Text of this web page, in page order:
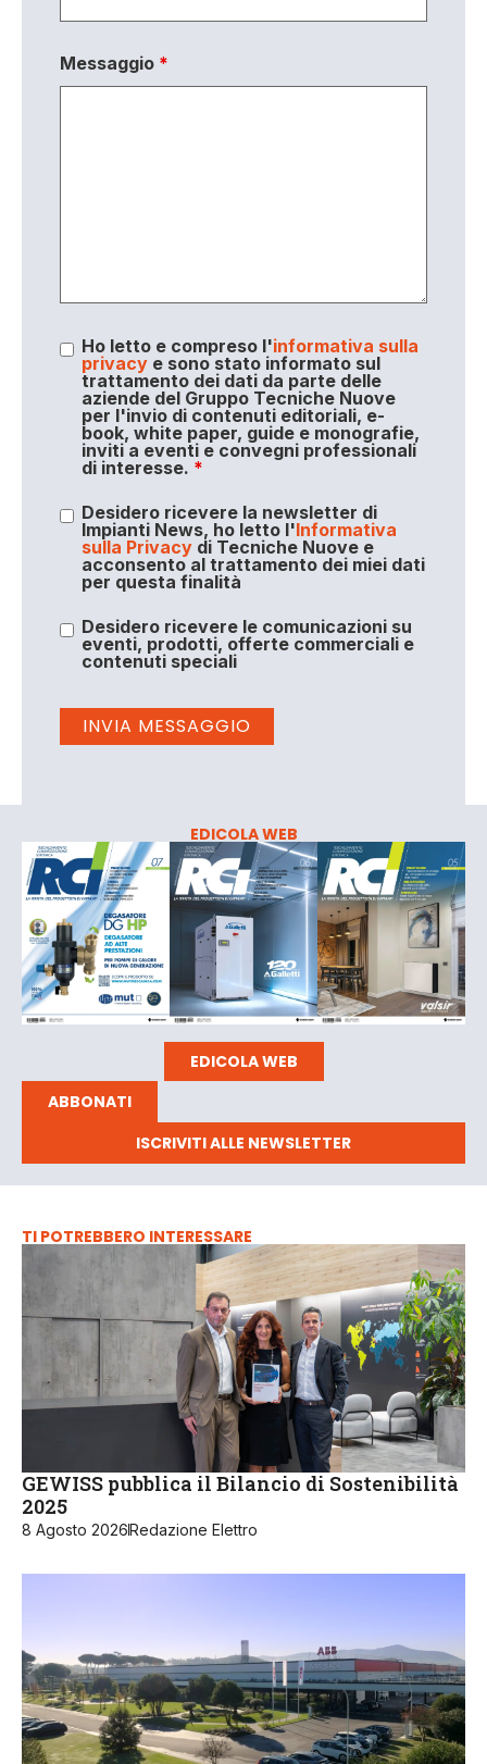
Messaggio *
Ho letto e compreso l'informativa sulla
privacye sono stato informato sul
trattamento dei dati da parte delle
aziende del Gruppo Tecniche Nuove
per l'invio di contenuti editoriali, e-
book, white paper, guide e monografie,
inviti a eventi e convegni professionali
di interesse. *
Desidero ricevere la newsletter di
Impianti News, ho letto l'Informativa
sulla Privacydi Tecniche Nuove e
acconsento al trattamento dei miei dati
per questa finalità
Desidero ricevere le comunicazioni su
eventi, prodotti, offerte commerciali e
contenuti speciali
EDICOLA WEB
EDICOLA WEB
ABBONATI
ISCRIVITI ALLE NEWSLETTER
TI POTREBBERO INTERESSARE
GEWISS pubblica il Bilancio di Sostenibilità
2025
8 Agosto 2026Redazione Elettro